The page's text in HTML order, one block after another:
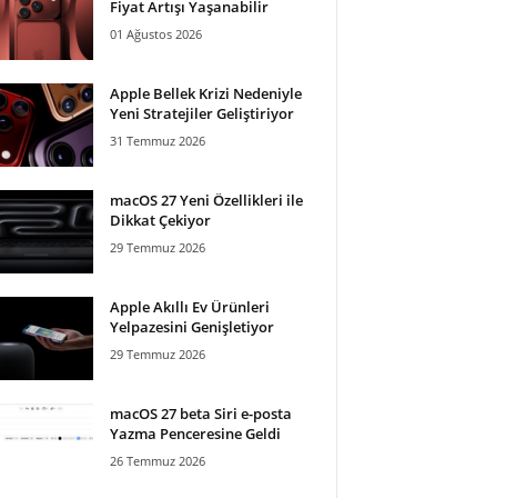
Fiyat Artışı Yaşanabilir
01 Ağustos 2026
Apple Bellek Krizi Nedeniyle
Yeni Stratejiler Geliştiriyor
31 Temmuz 2026
macOS 27 Yeni Özellikleri ile
Dikkat Çekiyor
29 Temmuz 2026
Apple Akıllı Ev Ürünleri
Yelpazesini Genişletiyor
29 Temmuz 2026
macOS 27 beta Siri e-posta
Yazma Penceresine Geldi
26 Temmuz 2026